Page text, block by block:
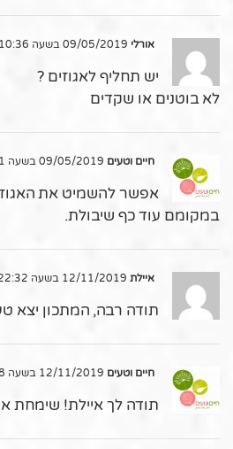
אורלי
יש תחליף לאגוזים ?
לא בוטנים או שקדים
חיים וטעים
אפשר להשמיט את
במקומם עוד כף שיבולת.
איילת
תודה רבה, המתכון יצא
חיים וטעים
תודה לך איילת! שימחת